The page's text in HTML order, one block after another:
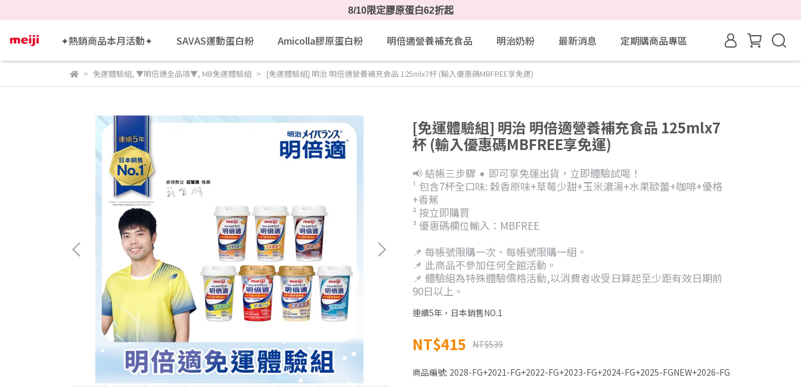
8/10限定膠原蛋白62折起
✦熱銷商品本月活動✦ SAVAS運動蛋白粉 Amicolla膠原蛋白粉 明倍適營養補充食品 明治奶粉 最新消息 定期購商品專區
免運體驗組, ▼明倍適全品項▼, MB免運體驗組 [免運體驗組] 明治 明倍適營養補充食品 125mlx7杯 (輸入優惠碼MBFREE享免運)
[免運體驗組] 明治 明倍適營養補充食品 125mlx7
杯 (輸入優惠碼MBFREE享免運)
📢 結帳三步驟 ➧ 即可享免運出貨，立即體驗試喝！
¹ 包含7杯全口味: 穀香原味+草莓少甜+玉米濃湯+水果歐蕾+咖啡+優格
+香蕉
² 按立即購買
³ 優惠碼欄位輸入：MBFREE
📌 每帳號限購一次、每帳號限購一組。
📌 此商品不參加任何全館活動。
📌 體驗組為特殊體驗價格活動,以消費者收受日算起至少距有效日期前
90日以上。
連續5年，日本銷售NO.1
NT$415 NT$539
商品編號: 2028-FG+2021-FG+2022-FG+2023-FG+2024-FG+2025-FGNEW+2026-FG